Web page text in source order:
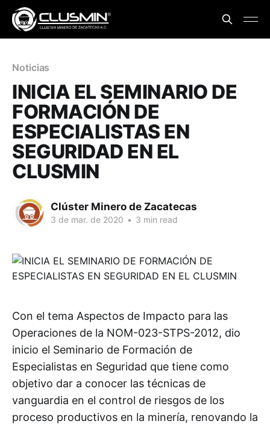
Noticias
INICIA EL SEMINARIO DE
FORMACIÓN DE
ESPECIALISTAS EN
SEGURIDAD EN EL
CLUSMIN
Clúster Minero de Zacatecas
3 de mar. de 2020 • 3 min read
Con el tema Aspectos de Impacto para las
Operaciones de la NOM-023-STPS-2012, dio
inicio el Seminario de Formación de
Especialistas en Seguridad que tiene como
objetivo dar a conocer las técnicas de
vanguardia en el control de riesgos de los
proceso productivos en la minería, renovando la